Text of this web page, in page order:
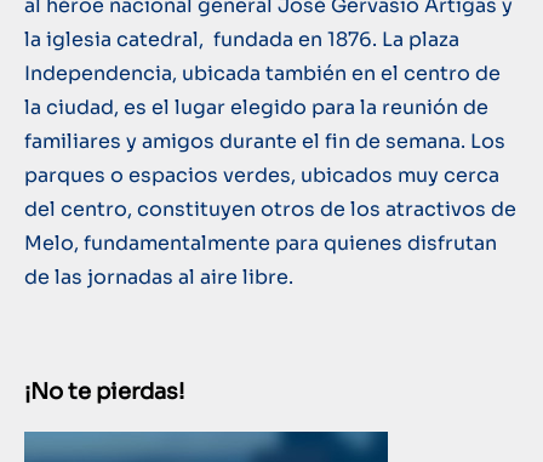
al héroe nacional general José Gervasio Artigas y
la iglesia catedral, fundada en 1876. La plaza
Independencia, ubicada también en el centro de
la ciudad, es el lugar elegido para la reunión de
familiares y amigos durante el fin de semana. Los
parques o espacios verdes, ubicados muy cerca
del centro, constituyen otros de los atractivos de
Melo, fundamentalmente para quienes disfrutan
de las jornadas al aire libre.
¡No te pierdas!